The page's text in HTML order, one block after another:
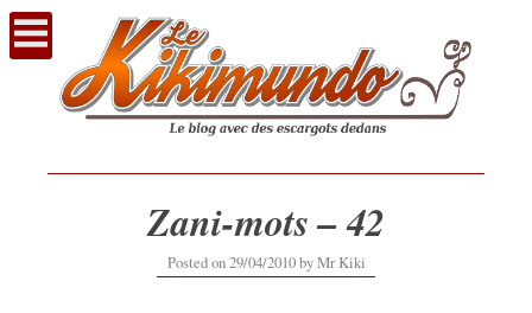
Voir
contenu
Zani-mots – 42
Posted on29/04/2010byMr Kiki